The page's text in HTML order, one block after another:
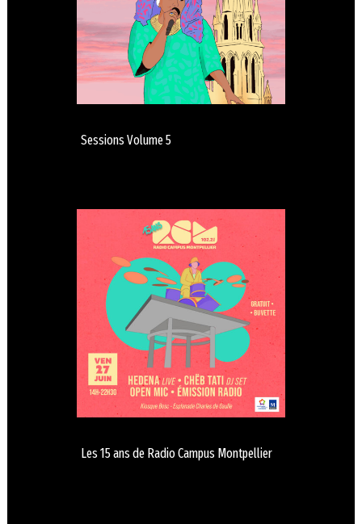
Sessions Volume 5
Les 15 ans de Radio Campus Montpellier